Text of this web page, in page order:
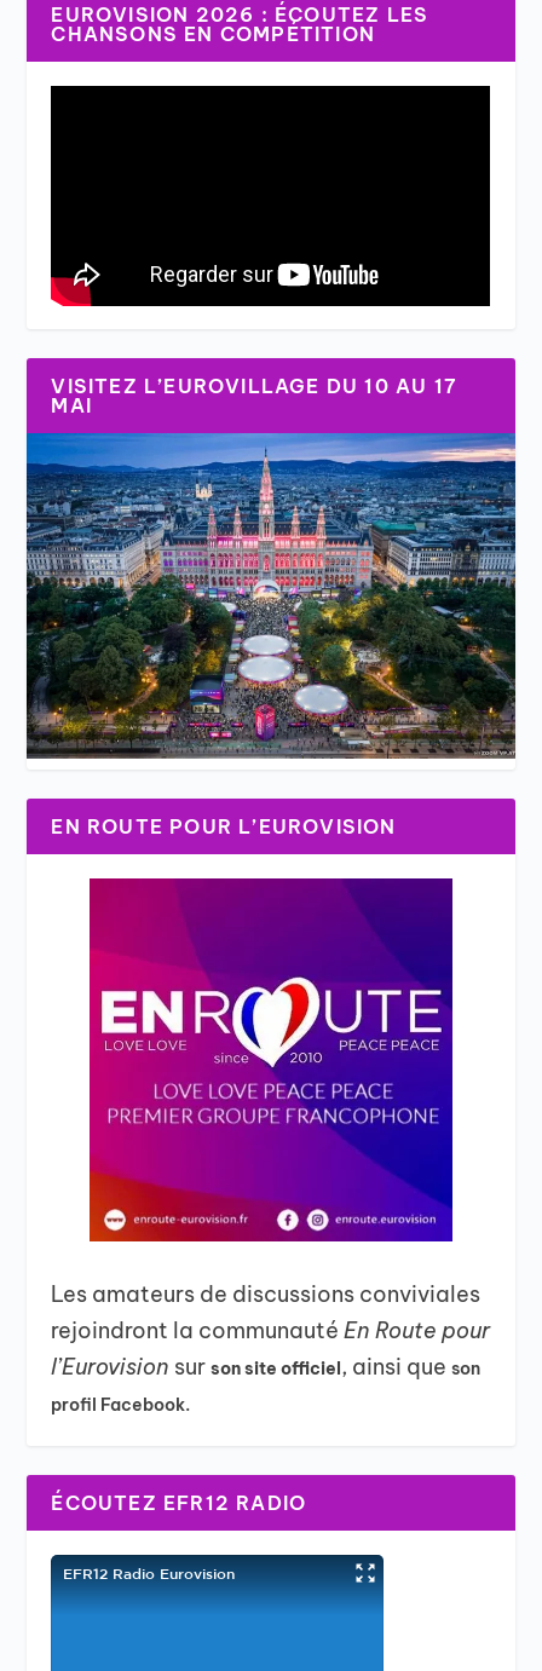
EUROVISION 2026 : ÉCOUTEZ LES
CHANSONS EN COMPÉTITION
VISITEZ L’EUROVILLAGE DU 10 AU 17
MAI
EN ROUTE POUR L’EUROVISION
Les amateurs de discussions conviviales
rejoindront la communautéEn Route pour
l’Eurovision surson site officiel, ainsi queson
profil Facebook.
ÉCOUTEZ EFR12 RADIO